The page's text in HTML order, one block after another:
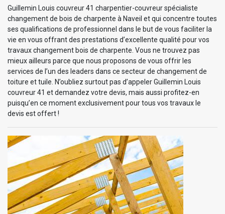
Guillemin Louis couvreur 41 charpentier-couvreur spécialiste
changement de bois de charpente à Naveil et qui concentre toutes
ses qualifications de professionnel dans le but de vous faciliter la
vie en vous offrant des prestations d’excellente qualité pour vos
travaux changement bois de charpente. Vous ne trouvez pas
mieux ailleurs parce que nous proposons de vous offrir les
services de l’un des leaders dans ce secteur de changement de
toiture et tuile. N’oubliez surtout pas d’appeler Guillemin Louis
couvreur 41 et demandez votre devis, mais aussi profitez-en
puisqu’en ce moment exclusivement pour tous vos travaux le
devis est offert !